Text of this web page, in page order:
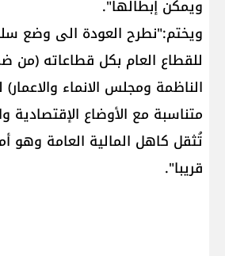
ويمكن إبطالها".
ويختم:"نطرح العودة الى وضع
للقطاع العام بكل قطاعاته (من
الناظمة ومجلس الانماء
متناسبة مع الأوضاع الإقتصادية
تُثقل كاهل المالية العامة وهو
قريبا".